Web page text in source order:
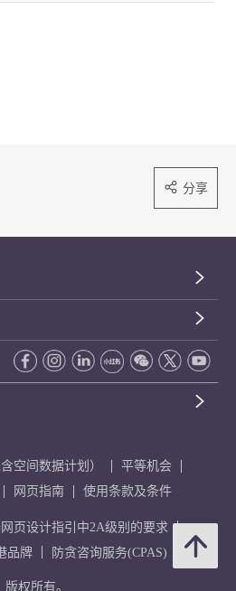
分享
空间数据计划）
平等机会
网页指南 使用条款及条件
页设计指引中2A级别的要求
品牌 防贪咨询服务(CPAS)
权所有。